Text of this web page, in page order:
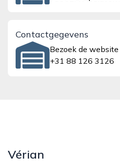
Contactgegevens
Bezoek de website
+31 88 126 3126
Vérian